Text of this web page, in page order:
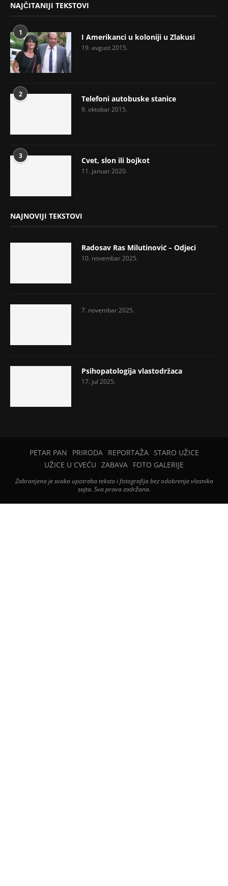
NAJČITANIJI TEKSTOVI
1 I Amerikanci u koloniji u Zlakusi
19. avgust 2015.
2 Telefoni autobuske stanice
9. oktobar 2015.
3 Cvet, slon ili bojkot
11. januar 2020.
NAJNOVIJI TEKSTOVI
Radosav Ras Milutinović – Odjeci
10. novembar 2025.
7. novembar 2025.
Psihopatologija vlastodržaca
17. jul 2025.
PETAR PAN PRIRODA REPORTAŽA
STARO UŽICE
UŽICE U CVEĆU ZABAVA FOTO GALERIJE
Zabranjena je svaka upotreba teksta i fotografija bez odobrenja vlasnika
sajta. Sva prava zadržana.